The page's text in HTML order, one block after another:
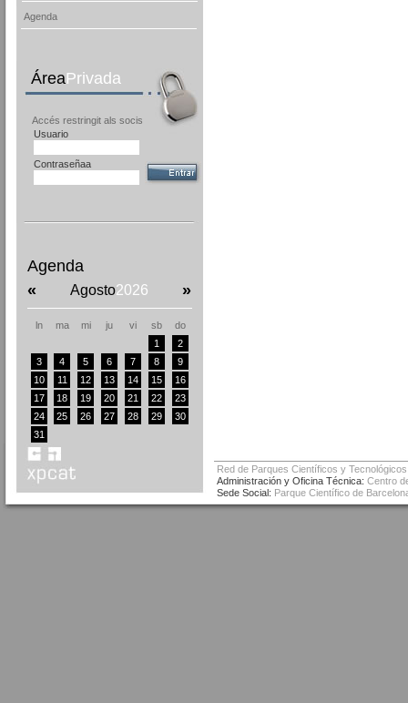
Agenda
ÁreaPrivada
Accés restringit als socis
Usuario
Contraseñaa
Agenda
«
Agosto2026 »
ln ma mi ju vi sb
do
1
2
3
4 5 6 7 8
9
10
11 12 13 14 15
16
17
18 19 20 21 22
23
24
25 26 27 28 29
30
31
Red de Parques Científicos y
Administración y Oficina Técnica: Centro
Sede Social: Parque Científico de